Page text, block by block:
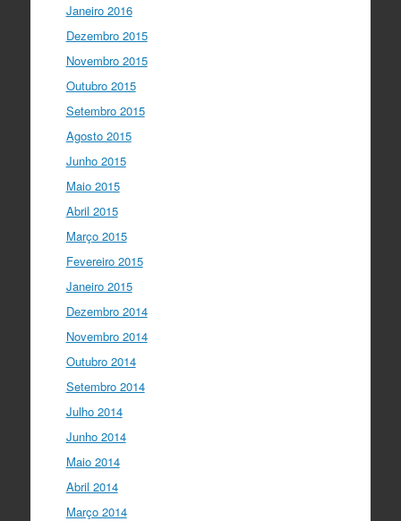
Janeiro 2016
Dezembro 2015
Novembro 2015
Outubro 2015
Setembro 2015
Agosto 2015
Junho 2015
Maio 2015
Abril 2015
Março 2015
Fevereiro 2015
Janeiro 2015
Dezembro 2014
Novembro 2014
Outubro 2014
Setembro 2014
Julho 2014
Junho 2014
Maio 2014
Abril 2014
Março 2014